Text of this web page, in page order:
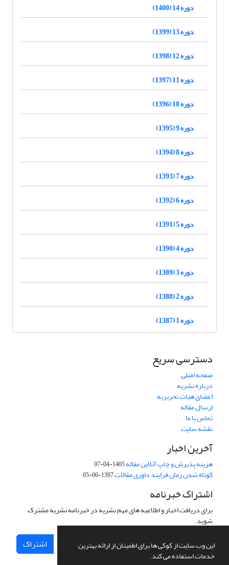
این وب سایت از کوکی ها برای اطمینان از ارائه بهترین
خدمات استفاده می کند.
دوره 14 (1400)
دوره 13 (1399)
دوره 12 (1398)
دوره 11 (1397)
دوره 10 (1396)
دوره 9 (1395)
دوره 8 (1394)
دوره 7 (1393)
دوره 6 (1392)
دوره 5 (1391)
دوره 4 (1390)
دوره 3 (1389)
دوره 2 (1388)
دوره 1 (1387)
دسترسی سریع
صفحه اصلی
درباره نشریه
اعضای هیات تحریریه
ارسال مقاله
تماس با ما
نقشه سایت
آخرین اخبار
هزینه پذیرش و چاپ آنلاین مقاله1405-04-07
کوتاه شدن زمان فرایند داوری مقالات1397-06-05
اشتراک خبرنامه
برای دریافت اخبار و اطلاعیه های مهم نشریه در خبرنامه نشریه مشترک
شوید.
اشتراک